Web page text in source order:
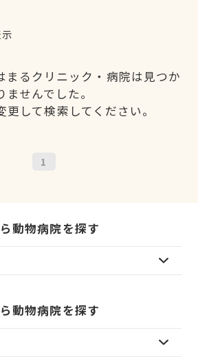
まるクリニック・病院は見つか
ませんでした。
して検索してください。
1
動物病院を探す
動物病院を探す